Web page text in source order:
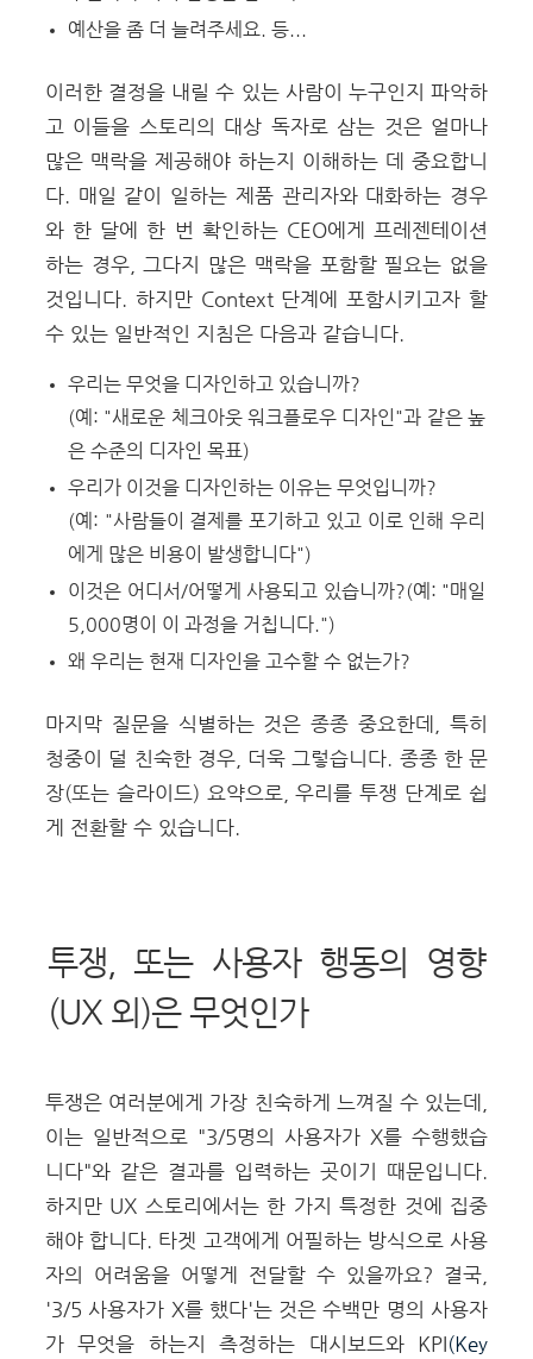
예산을 좀 더 늘려주세요. 등...
이러한 결정을 내릴 수 있는 사람이 누구인지 파악하
고 이들을 스토리의 대상 독자로 삼는 것은 얼마나
많은 맥락을 제공해야 하는지 이해하는 데 중요합니
다. 매일 같이 일하는 제품 관리자와 대화하는 경우
와 한 달에 한 번 확인하는 CEO에게 프레젠테이션
하는 경우, 그다지 많은 맥락을 포함할 필요는 없을
것입니다. 하지만 Context 단계에 포함시키고자 할
수 있는 일반적인 지침은 다음과 같습니다.
우리는 무엇을 디자인하고 있습니까?
(예: "새로운 체크아웃 워크플로우 디자인"과 같은 높
은 수준의 디자인 목표)
우리가 이것을 디자인하는 이유는 무엇입니까?
(예: "사람들이 결제를 포기하고 있고 이로 인해 우리
에게 많은 비용이 발생합니다")
이것은 어디서/어떻게 사용되고 있습니까?(예: "매일
5,000명이 이 과정을 거칩니다.")
왜 우리는 현재 디자인을 고수할 수 없는가?
마지막 질문을 식별하는 것은 종종 중요한데, 특히
청중이 덜 친숙한 경우, 더욱 그렇습니다. 종종 한 문
장(또는 슬라이드) 요약으로, 우리를 투쟁 단계로 쉽
게 전환할 수 있습니다.
투쟁, 또는 사용자 행동의 영향
(UX 외)은 무엇인가
투쟁은 여러분에게 가장 친숙하게 느껴질 수 있는데,
이는 일반적으로 "3/5명의 사용자가 X를 수행했습
니다"와 같은 결과를 입력하는 곳이기 때문입니다.
하지만 UX 스토리에서는 한 가지 특정한 것에 집중
해야 합니다. 타겟 고객에게 어필하는 방식으로 사용
자의 어려움을 어떻게 전달할 수 있을까요? 결국,
'3/5 사용자가 X를 했다'는 것은 수백만 명의 사용자
가 무엇을 하는지 측정하는 대시보드와 KPI(Key